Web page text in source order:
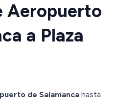
Aeropuerto
a Plaza
de Salamanca hasta